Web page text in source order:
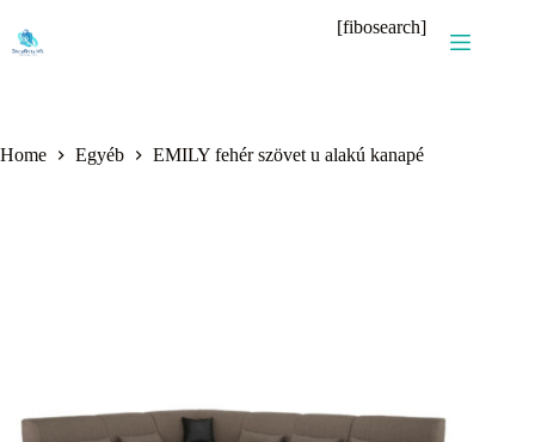
content
[fibosearch]
Home Egyéb EMILY fehér szövet u alakú kanapé